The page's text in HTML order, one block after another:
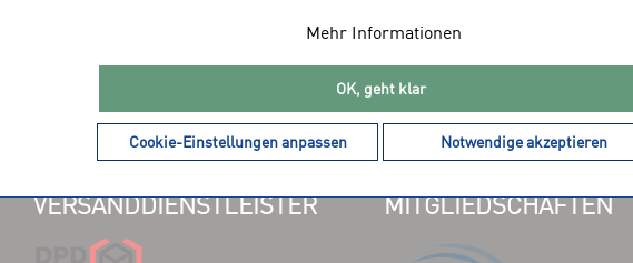
VERSANDDIENSTLEISTER MITGLIEDSCHAFTEN
Mehr Informationen
OK, geht klar
Cookie-Einstellungen anpassen Notwendige akzeptieren